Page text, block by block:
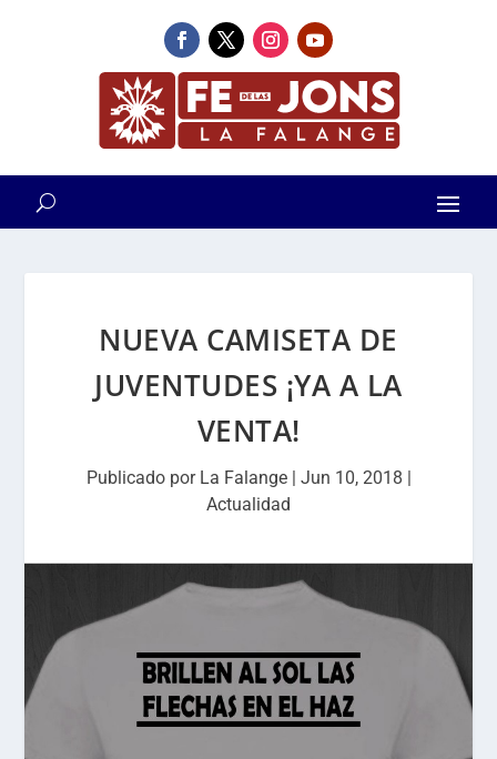
NUEVA CAMISETA DE
JUVENTUDES ¡YA A LA
VENTA!
Publicado por La Falange| Jun 10, 2018 |
Actualidad